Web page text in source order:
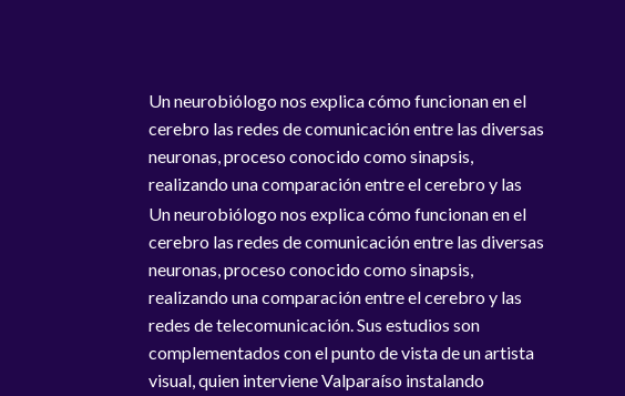
Un neurobiólogo nos explica cómo funcionan en el
cerebro las redes de comunicación entre las diversas
neuronas, proceso conocido como sinapsis,
realizando una comparación entre el cerebro y las
redes de telecomunicación. Sus estudios son
complementados con el punto de vista de un artista
visual, quien interviene Valparaíso instalando
imágenes impresas en formato de código QR.
Un neurobiólogo nos explica cómo funcionan en el
cerebro las redes de comunicación entre las diversas
neuronas, proceso conocido como sinapsis,
realizando una comparación entre el cerebro y las
redes de telecomunicación. Sus estudios son
complementados con el punto de vista de un artista
visual, quien interviene Valparaíso instalando